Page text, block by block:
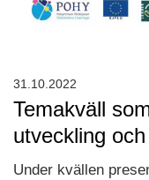
Temakväll
utveckling
Under kvällen
31.10.2022